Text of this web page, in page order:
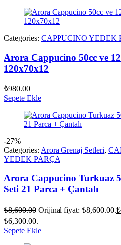
Categories: CAPPUCINO YEDEK
Arora Cappucino 50cc ve
120x70x12
₺980.00
Sepete Ekle
-27%
Categories: Arora Grenaj Setleri,
YEDEK PARÇA
Arora Cappucino Turkuaz
Seti 21 Parca + Çantalı
₺8,600.00 Orijinal fiyat: ₺8,600.00.₺
₺6,300.00.
Sepete Ekle